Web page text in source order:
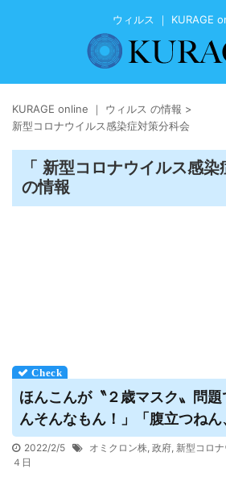
ウィルス ｜ KURAGE
KURAGE online ｜ ウィルス の情報 >
新型コロナウイルス感染症対策分科会
「 新型コロナウイルス感染
の情報
ほんこんが〝２歳マスク〟問
んそんなもん！」「腹立つね
2022/2/5 オミクロン株, 政府, 新型コロ
４日